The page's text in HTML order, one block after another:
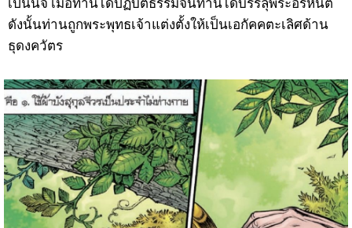
เป็นนิจ เมื่อท่านได้ปฏิบัติธรรมจนท่านได้บรรลุพระอรหันต์
ดังนั้นท่านถูกพระพุทธเจ้าแต่งตั้งให้เป็นเอกัคคตะเลิศด้าน
ธุดงควัตร